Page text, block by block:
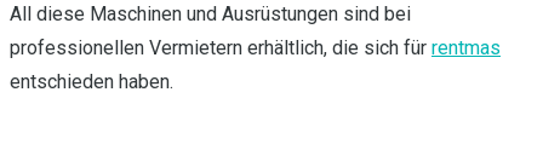
All diese Maschinen und Ausrüstungen sind bei
professionellen Vermietern erhältlich, die sich für rentmas
entschieden haben.